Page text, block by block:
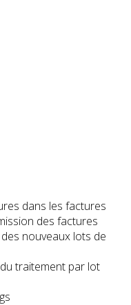
dans les factures
des factures
nouveaux lots de
traitement par lot